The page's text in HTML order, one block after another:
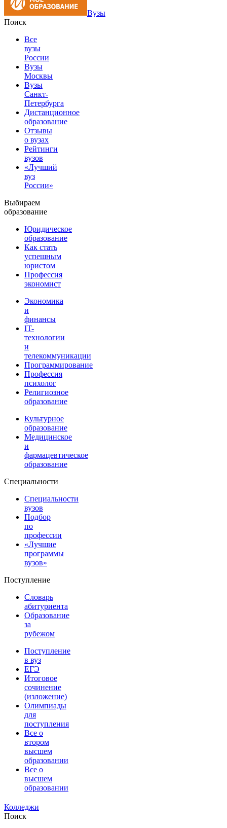
Вузы
Поиск
Все
вузы
России
Вузы
Москвы
Вузы
Санкт-
Петербурга
Дистанционное
образование
Отзывы
о вузах
Рейтинги
вузов
«Лучший
вуз
России»
Выбираем
образование
Юридическое
образование
Как стать
успешным
юристом
Профессия
экономист
Экономика
и
финансы
IT-
технологии
и
телекоммуникации
Программирование
Профессия
психолог
Религиозное
образование
Культурное
образование
Медицинское
и
фармацевтическое
образование
Специальности
Специальности
вузов
Подбор
по
профессии
«Лучшие
программы
вузов»
Поступление
Словарь
абитуриента
Образование
за
рубежом
Поступление
в вуз
ЕГЭ
Итоговое
сочинение
(изложение)
Олимпиады
для
поступления
Все о
втором
высшем
образовании
Все о
высшем
образовании
Колледжи
Поиск